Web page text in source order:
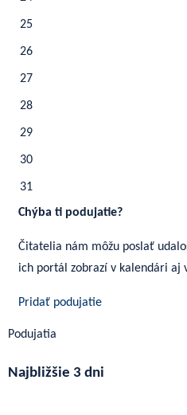
25
26
27
28
29
30
31
Chýba ti podujatie?
Čitatelia nám môžu poslať
ich portál zobrazí v kalendári aj
Pridať podujatie
Podujatia
Najbližšie 3 dni